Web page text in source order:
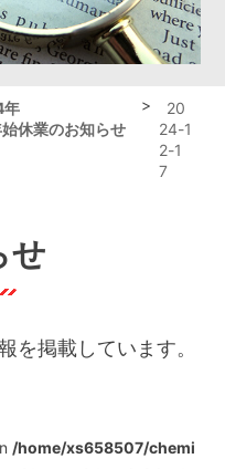
休業のお知らせ
>
20
24-1
2-1
7
せ
を掲載しています。
/home/xs658507/chemi